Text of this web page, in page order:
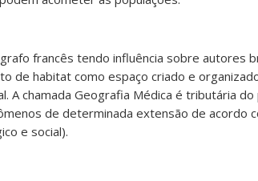
francês tendo influência sobre autores
de habitat como espaço criado e
A chamada Geografia Médica é tributária
de determinada extensão de acordo
e social).